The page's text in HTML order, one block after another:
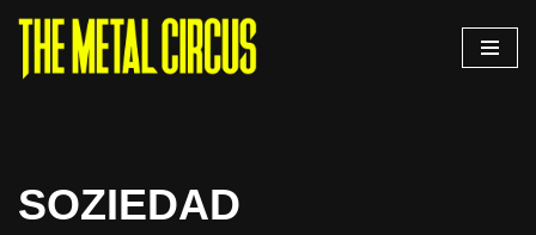
Saltar
SOZIEDAD